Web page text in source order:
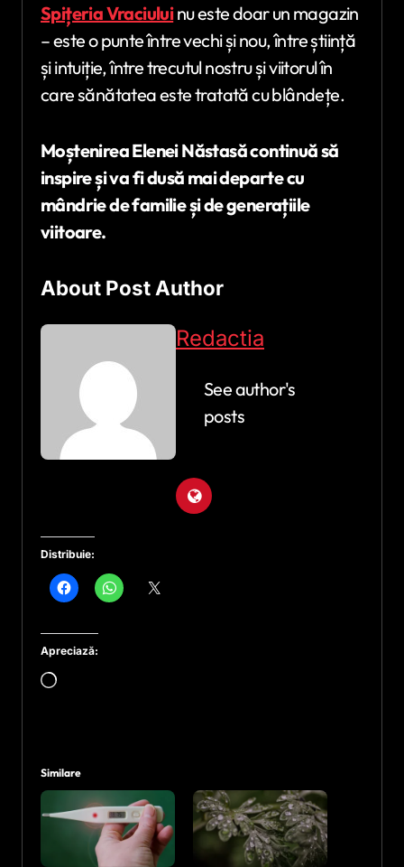
Spițeria Vraciuluinu este doar un magazin
– este o punte între vechi și nou, între știință
și intuiție, între trecutul nostru și viitorul în
care sănătatea este tratată cu blândețe.
Moștenirea Elenei Năstasă continuă să
inspire și va fi dusă mai departe cu
mândrie de familie și de generațiile
viitoare.
About Post Author
Redactia
See author's
posts
Distribuie:
Apreciază:
Încarc...
Similare